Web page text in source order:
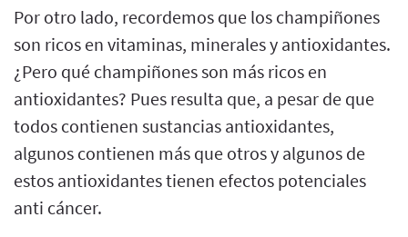
Por otro lado, recordemos que los champiñones
son ricos en vitaminas, minerales y antioxidantes.
¿Pero qué champiñones son más ricos en
antioxidantes? Pues resulta que, a pesar de que
todos contienen sustancias antioxidantes,
algunos contienen más que otros y algunos de
estos antioxidantes tienen efectos potenciales
anti cáncer.